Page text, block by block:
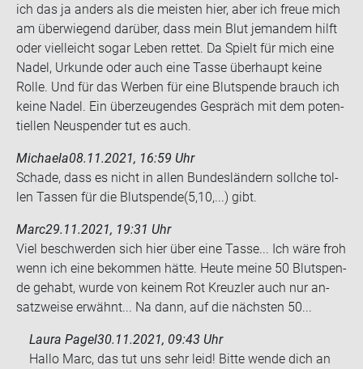
ich das ja an­ders als die meis­ten hier, aber ich freue mich
am über­wie­gend dar­über, dass mein Blut je­man­dem hilft
oder viel­leicht sogar Leben ret­tet. Da Spielt für mich eine
Nadel, Ur­kun­de oder auch eine Tasse über­haupt keine
Rolle. Und für das Wer­ben für eine Blut­spen­de brauch ich
keine Nadel. Ein über­zeu­gen­des Ge­spräch mit dem po­ten­
ti­el­len Neu­spen­der tut es auch.
Michaela08.11.2021, 16:59 Uhr
Scha­de, dass es nicht in allen Bun­des­län­dern soll­che tol­
len Tas­sen für die Blut­spen­de(5,10,...) gibt.
Marc29.11.2021, 19:31 Uhr
Viel be­schwer­den sich hier über eine Tasse... Ich wäre froh
wenn ich eine be­kom­men hätte. Heute meine 50 Blut­spen­
de ge­habt, wurde von kei­nem Rot Kreuz­ler auch nur an­
satz­wei­se er­wähnt... Na dann, auf die nächs­ten 50...
Laura Pagel30.11.2021, 09:43 Uhr
Hallo Marc, das tut uns sehr leid! Bitte wende dich an